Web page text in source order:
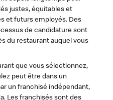
justes, équitables et
et futurs employés. Des
de candidature sont
du restaurant auquel vous
que vous sélectionnez,
peut être dans un
un franchisé indépendant,
Les franchisés sont des